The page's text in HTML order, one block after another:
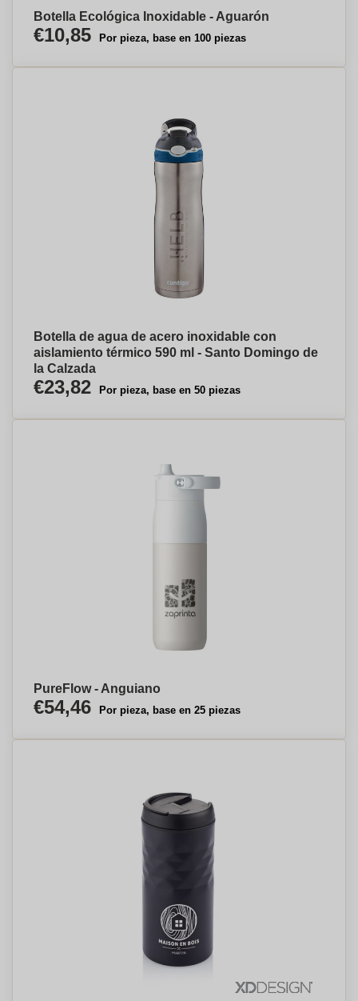
Botella Ecológica Inoxidable - Aguarón
€10,85 Por pieza, base en 100 piezas
Botella de agua de acero inoxidable con
aislamiento térmico 590 ml - Santo Domingo de
la Calzada
€23,82 Por pieza, base en 50 piezas
PureFlow - Anguiano
€54,46 Por pieza, base en 25 piezas